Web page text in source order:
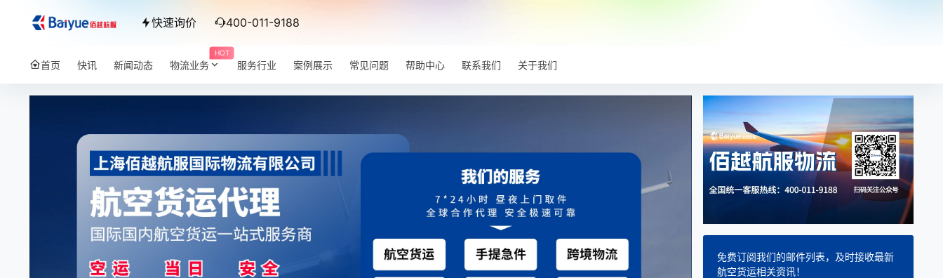
快速询价 400-011-9188
首页 快讯 新闻动态
HOT
物流业务 服务行业 案例展示 常见问题 帮助中心 联系我们 关于我们
免费订阅我们的邮件列表，及时接收最新
航空货运相关资讯！